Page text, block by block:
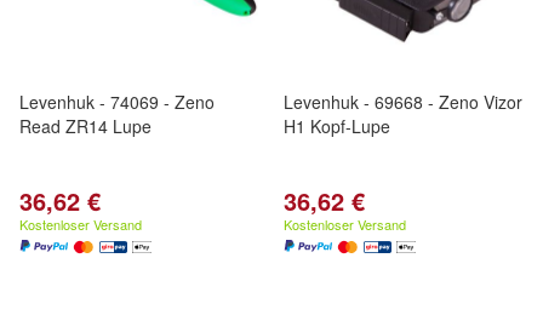
Levenhuk - 74069 - Zeno
Read ZR14 Lupe
36,62 €
Kostenloser Versand
Levenhuk - 69668 - Zeno Vizor
H1 Kopf-Lupe
36,62 €
Kostenloser Versand